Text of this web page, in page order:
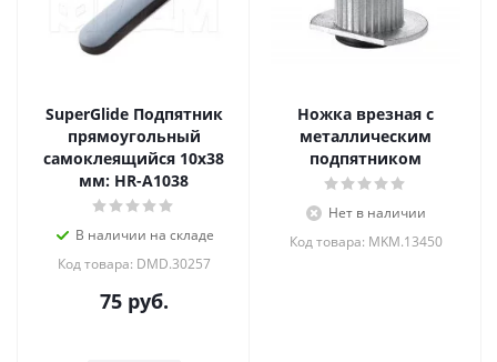
SuperGlide Подпятник
прямоугольный
самоклеящийся 10х38
мм: HR-A1038
В наличии на складе
Код товара: DMD.30257
75руб.
Ножка врезная с
металлическим
подпятником
Нет в наличии
Код товара: MKM.13450